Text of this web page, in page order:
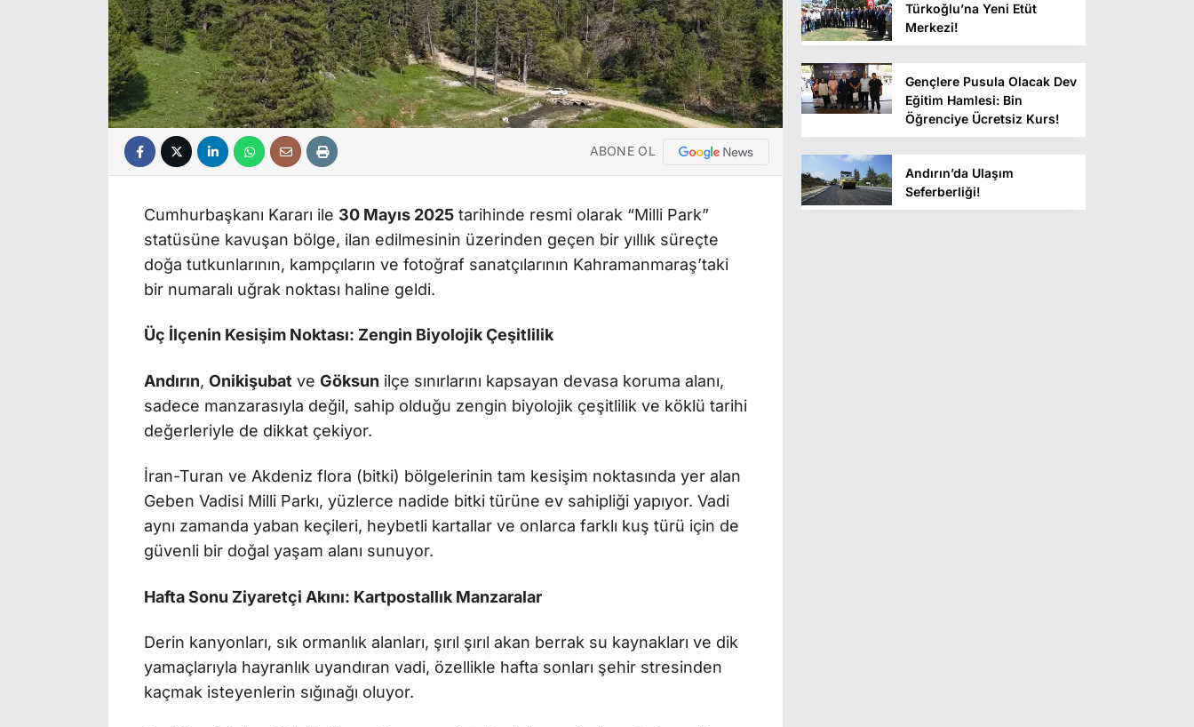
ABONE OL
Cumhurbaşkanı Kararı ile 30 Mayıs 2025 tarihinde resmi olarak “Milli Park”
statüsüne kavuşan bölge, ilan edilmesinin üzerinden geçen bir yıllık süreçte
doğa tutkunlarının, kampçıların ve fotoğraf sanatçılarının Kahramanmaraş’taki
bir numaralı uğrak noktası haline geldi.
Üç İlçenin Kesişim Noktası: Zengin Biyolojik Çeşitlilik
Andırın, Onikişubat ve Göksun ilçe sınırlarını kapsayan devasa koruma alanı,
sadece manzarasıyla değil, sahip olduğu zengin biyolojik çeşitlilik ve köklü tarihi
değerleriyle de dikkat çekiyor.
İran-Turan ve Akdeniz flora (bitki) bölgelerinin tam kesişim noktasında yer alan
Geben Vadisi Milli Parkı, yüzlerce nadide bitki türüne ev sahipliği yapıyor. Vadi
aynı zamanda yaban keçileri, heybetli kartallar ve onlarca farklı kuş türü için de
güvenli bir doğal yaşam alanı sunuyor.
Hafta Sonu Ziyaretçi Akını: Kartpostallık Manzaralar
Derin kanyonları, sık ormanlık alanları, şırıl şırıl akan berrak su kaynakları ve dik
yamaçlarıyla hayranlık uyandıran vadi, özellikle hafta sonları şehir stresinden
kaçmak isteyenlerin sığınağı oluyor.
Türkoğlu’na Yeni Etüt
Merkezi!
Gençlere Pusula Olacak Dev
Eğitim Hamlesi: Bin
Öğrenciye Ücretsiz Kurs!
Andırın’da Ulaşım
Seferberliği!